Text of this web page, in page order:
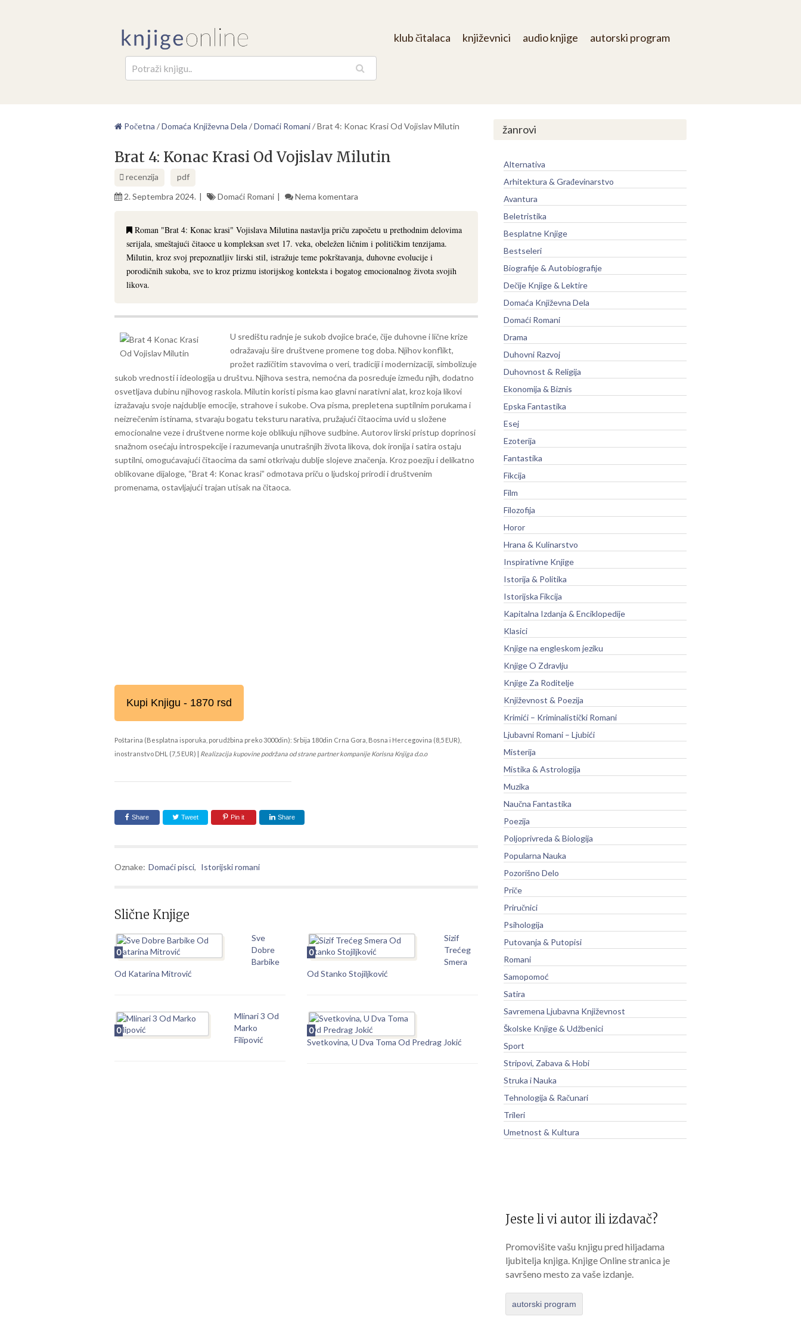
klub čitalaca književnici audio knjige autorski program
Početna /Domaća Književna Dela /Domaći Romani/Brat 4: Konac Krasi Od Vojislav Milutin
Brat 4: Konac Krasi Od Vojislav Milutin
recenzija
pdf
2. Septembra 2024.
Domaći Romani Nema komentara
Roman "Brat 4: Konac krasi" Vojislava Milutina nastavlja priču započetu u prethodnim delovima
serijala, smeštajući čitaoce u kompleksan svet 17. veka, obeležen ličnim i političkim tenzijama.
Milutin, kroz svoj prepoznatljiv lirski stil, istražuje teme pokrštavanja, duhovne evolucije i
porodičnih sukoba, sve to kroz prizmu istorijskog konteksta i bogatog emocionalnog života svojih
likova.
U središtu radnje je sukob dvojice braće, čije duhovne i lične krize
odražavaju šire društvene promene tog doba. Njihov konflikt,
prožet različitim stavovima o veri, tradiciji i modernizaciji, simbolizuje
sukob vrednosti i ideologija u društvu. Njihova sestra, nemoćna da posreduje između njih, dodatno
osvetljava dubinu njihovog raskola. Milutin koristi pisma kao glavni narativni alat, kroz koja likovi
izražavaju svoje najdublje emocije, strahove i sukobe. Ova pisma, prepletena suptilnim porukama i
neizrečenim istinama, stvaraju bogatu teksturu narativa, pružajući čitaocima uvid u složene
emocionalne veze i društvene norme koje oblikuju njihove sudbine. Autorov lirski pristup doprinosi
snažnom osećaju introspekcije i razumevanja unutrašnjih života likova, dok ironija i satira ostaju
suptilni, omogućavajući čitaocima da sami otkrivaju dublje slojeve značenja. Kroz poeziju i delikatno
oblikovane dijaloge, “Brat 4: Konac krasi” odmotava priču o ljudskoj prirodi i društvenim
promenama, ostavljajući trajan utisak na čitaoca.
Kupi Knjigu - 1870 rsd
Poštarina (Besplatna isporuka, porudžbina preko 3000din): Srbija 180din Crna Gora, Bosna i Hercegovina (8,5 EUR),
inostranstvo DHL (7,5 EUR) | Realizacija kupovine podržana od strane partner kompanije Korisna Knjiga d.o.o
Share Tweet Pin it Share
Oznake: Domaći pisci, Istorijski romani
Slične Knjige
0
Sve
Dobre
Barbike
Od Katarina Mitrović
0
Sizif
Trećeg
Smera
Od Stanko Stojiljković
0
Mlinari 3 Od
Marko
Filipović
0
Svetkovina, U Dva Toma Od Predrag Jokić
žanrovi
Alternativa
Arhitektura & Građevinarstvo
Avantura
Beletristika
Besplatne Knjige
Bestseleri
Biografije & Autobiografije
Dečije Knjige & Lektire
Domaća Književna Dela
Domaći Romani
Drama
Duhovni Razvoj
Duhovnost & Religija
Ekonomija & Biznis
Epska Fantastika
Esej
Ezoterija
Fantastika
Fikcija
Film
Filozofija
Horor
Hrana & Kulinarstvo
Inspirativne Knjige
Istorija & Politika
Istorijska Fikcija
Kapitalna Izdanja & Enciklopedije
Klasici
Knjige na engleskom jeziku
Knjige O Zdravlju
Knjige Za Roditelje
Književnost & Poezija
Krimići – Kriminalistički Romani
Ljubavni Romani – Ljubići
Misterija
Mistika & Astrologija
Muzika
Naučna Fantastika
Poezija
Poljoprivreda & Biologija
Popularna Nauka
Pozorišno Delo
Priče
Priručnici
Psihologija
Putovanja & Putopisi
Romani
Samopomoć
Satira
Savremena Ljubavna Književnost
Školske Knjige & Udžbenici
Sport
Stripovi, Zabava & Hobi
Struka i Nauka
Tehnologija & Računari
Trileri
Umetnost & Kultura
Jeste li vi autor ili izdavač?
Promovišite vašu knjigu pred hiljadama
ljubitelja knjiga. Knjige Online stranica je
savršeno mesto za vaše izdanje.
autorski program